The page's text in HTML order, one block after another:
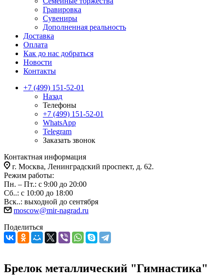
Гравировка
Сувениры
Дополненная реальность
Доставка
Оплата
Как до нас добраться
Новости
Контакты
+7 (499) 151-52-01
Назад
Телефоны
+7 (499) 151-52-01
WhatsApp
Telegram
Заказать звонок
Контактная информация
г. Москва, Ленинградский проспект, д. 62.
Режим работы:
Пн. – Пт.: с 9:00 до 20:00
Сб..: с 10:00 до 18:00
Вск..: выходной до сентября
moscow@mir-nagrad.ru
Поделиться
Брелок металлический "Гимнастика"